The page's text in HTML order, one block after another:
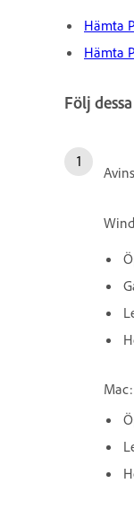
Hämta
Hämta
Följ
Mac: